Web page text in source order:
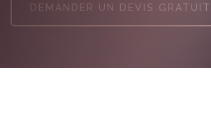
DEMANDER UN DEVIS GRATUIT